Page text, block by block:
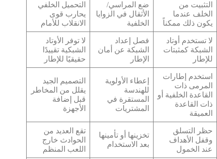
التثبيت من
الخلف عندما
يكون ذلك ممكناً
ضع المراسي/
الأثقال في الزوايا
الخلفية
التحميل الخلفي
يحارب قوى
الانقلاب للأمام
لا تستخدم أوتاد
الشبكة كمثبتات
للإطار
فصل إعداد
الشبكة عن أمان
الإطار
لا توفر الأوتاد
الشبكية تقييدًا
حقيقيًا للإطار
استخدم إطارات
المرمى ذات
القاعدة الخلفية أو
ذات القاعدة
العميقة
إعطاء الأولوية
للهندسة
المستقرة في
المشتريات
التصميم الجيد
يقلل من المخاطر
قبل إضافة
الأجهزة
حظر التسلق
وقفل الأهداف
عند الخمول
تخزينها أو تأمينها
بعد الاستخدام
تقع العديد من
الحوادث خارج
اللعب المنظم